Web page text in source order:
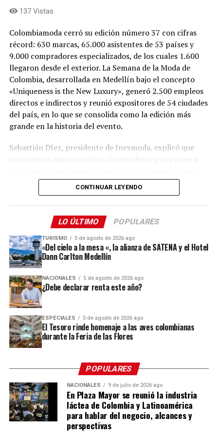
emisión de estos bonos reafirma la confianza del
empresa y en su liderazgo como referente de movilidad
sostenible en América Latina.
Comparte el artículo:
Me gusta esto:
137 Vistas
Colombiamoda cerró su edición número 37 con cifras
récord: 630 marcas, 65.000 asistentes de 53 países y
9.000 compradores especializados, de los cuales 1.600
llegaron desde el exterior. La Semana de la Moda de
Colombia, desarrollada en Medellín bajo el concepto
«Uniqueness is the New Luxury», generó 2.500 empleos
directos e indirectos y reunió expositores de 54 ciudades
del país, en lo que se consolida como la edición más
grande en la historia del evento.
Sebastián Díez, presidente de Inexmoda, explicó que
oficialmente la edición número 37 de Colombiamoda,
esta plataforma que se sigue posicionando como la más
importante de América Latina. Por primera vez en la
historia de Colombiamoda tuvimos una semana
completa del evento, iniciamos el sábado 25 de julio y
terminamos el viernes 31 de julio», indicó el directivo,
quien detalló que esta decisión respondió a una
estrategia para aumentar las noches de permanencia de
los visitantes y, con ello, su gasto en la ciudad.
La estrategia dio resultado: la feria dejó una derrama
económica de 22 millones de dólares, cuatro millones
más que en la edición 2025, aunque por debajo de la
meta inicial de 25 millones. A esto se sumaron
oportunidades de exportación calculadas por
participación de compradores de Ecuador, Perú, Costa
latitudes como Emiratos Árabes, Reino Unido, España y
Francia.
María Fernanda Galeano, secretaria de Desarrollo
CONTINUAR LEYENDO
LO ÚLTIMO POPULARES
TURISMO 5 de agosto de 2026 ago
«Del cielo a la mesa «, la alianza de SATENA y el Hotel
Dann Carlton Medellín
NACIONALES 5 de agosto de 2026 ago
¿Debe declarar renta este año?
ESPECIALES 5 de agosto de 2026 ago
El Tesoro rinde homenaje a las aves colombianas
durante la Feria de las Flores
POPULARES
NACIONALES 9 de julio de 2026 ago
En Plaza Mayor se reunió la industria
láctea de Colombia y Latinoamérica
para hablar del negocio, alcances y
perspectivas